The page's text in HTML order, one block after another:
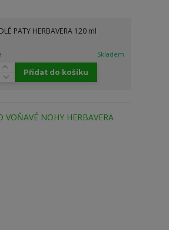
PATY HERBAVERA 120 ml
Skladem
Přidat do košíku